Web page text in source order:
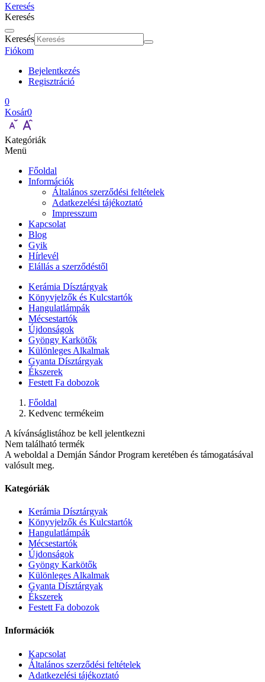
Keresés
Keresés
Keresés
Fiókom
Bejelentkezés
Regisztráció
0
Kosár0
Kategóriák
Menü
Főoldal
Információk
Általános szerződési feltételek
Adatkezelési tájékoztató
Impresszum
Kapcsolat
Blog
Gyik
Hírlevél
Elállás a szerződéstől
Kerámia Dísztárgyak
Könyvjelzők és Kulcstartók
Hangulatlámpák
Mécsestartók
Újdonságok
Gyöngy Karkötők
Különleges Alkalmak
Gyanta Dísztárgyak
Ékszerek
Festett Fa dobozok
Főoldal
Kedvenc termékeim
A kívánságlistához be kell jelentkezni
Nem található termék
A weboldal a Demján Sándor Program keretében és támogatásával
valósult meg.
Kategóriák
Kerámia Dísztárgyak
Könyvjelzők és Kulcstartók
Hangulatlámpák
Mécsestartók
Újdonságok
Gyöngy Karkötők
Különleges Alkalmak
Gyanta Dísztárgyak
Ékszerek
Festett Fa dobozok
Információk
Kapcsolat
Általános szerződési feltételek
Adatkezelési tájékoztató